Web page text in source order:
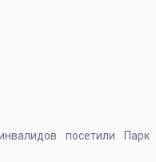
посетили Парк